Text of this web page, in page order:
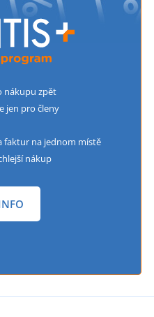
nákupu zpět
jen pro členy
faktur na jednom místě
nákup